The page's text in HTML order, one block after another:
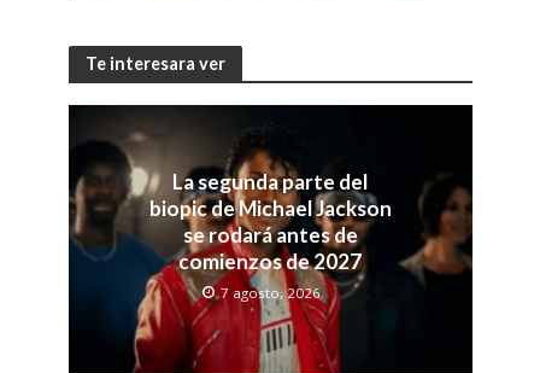
Te interesara ver
La segunda parte del
biopic de Michael Jackson
se rodará antes de
comienzos de 2027
7 agosto, 2026